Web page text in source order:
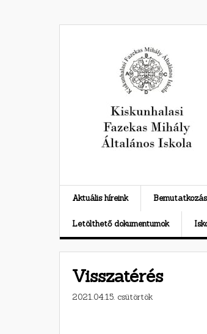
Aktuális híreink
Letölthető dokumentumok
Visszatérés
2021.04.15. csütörtök